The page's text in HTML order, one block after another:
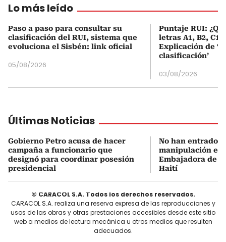
Lo más leído
Paso a paso para consultar su
clasificación del RUI, sistema que
evoluciona el Sisbén: link oficial
05/08/2026
Puntaje RUI:
letras A1, B2, C1
Explicación de
clasificación’
03/08/2026
Últimas Noticias
Gobierno Petro acusa de hacer
campaña a funcionario que
designó para coordinar posesión
presidencial
No han entrado
manipulación en
Embajadora de
Haití
© CARACOL S.A. Todos los derechos reservados.
CARACOL S.A. realiza una reserva expresa de las reproducciones y
usos de las obras y otras prestaciones accesibles desde este sitio
web a medios de lectura mecánica u otros medios que resulten
adecuados.